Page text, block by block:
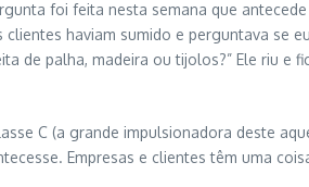
foi feita nesta semana que
haviam sumido e perguntava se
de palha, madeira ou tijolos?” Ele riu e
C (a grande impulsionadora deste
Empresas e clientes têm uma